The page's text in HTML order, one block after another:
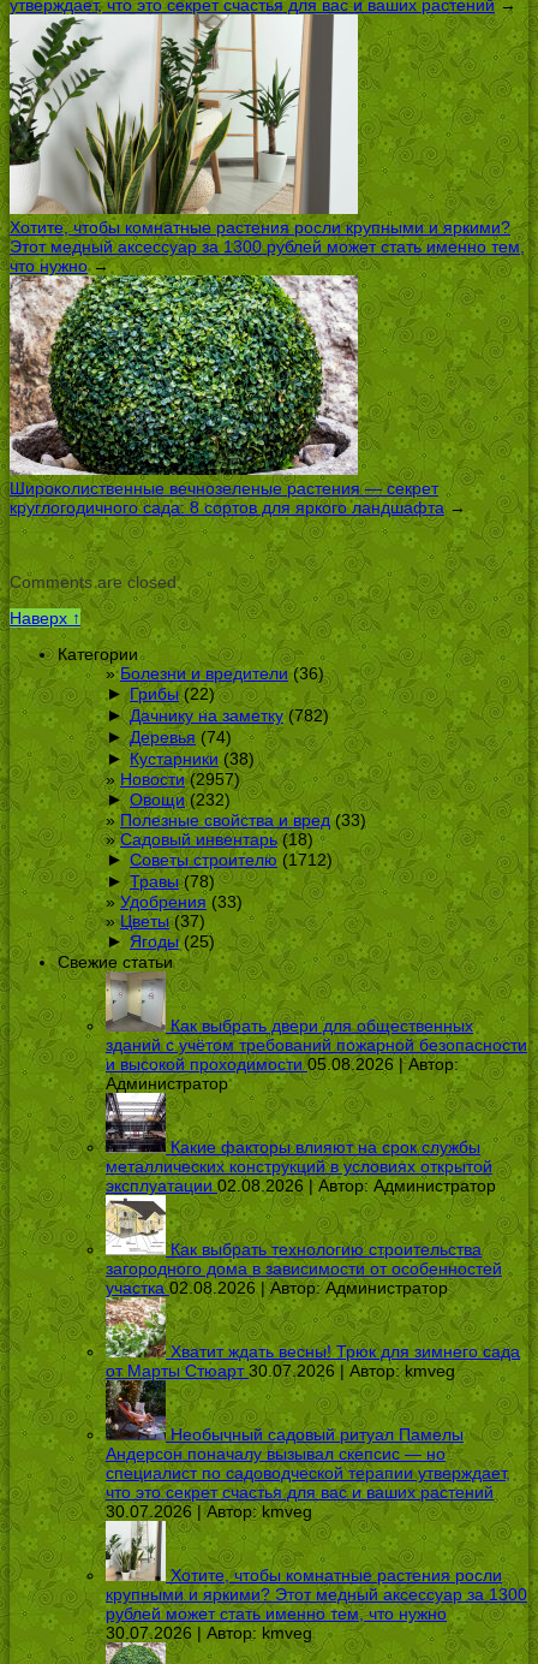
утверждает, что это секрет счастья для вас и ваших растений →
Хотите, чтобы комнатные растения росли крупными и яркими?
Этот медный аксессуар за 1300 рублей может стать именно тем,
что нужно→
Широколиственные вечнозеленые растения — секрет
круглогодичного сада: 8 сортов для яркого ландшафта→
Comments are closed.
Наверх ↑
Категории
Болезни и вредители (36)
► Грибы(22)
► Дачнику на заметку(782)
► Деревья (74)
► Кустарники (38)
Новости(2957)
► Овощи(232)
Полезные свойства и вред(33)
Садовый инвентарь(18)
► Советы строителю (1712)
► Травы(78)
Удобрения(33)
Цветы(37)
► Ягоды(25)
Свежие статьи
Как выбрать двери для общественных
зданий с учётом требований пожарной безопасности
и высокой проходимости 05.08.2026 | Автор:
Администратор
Какие факторы влияют на срок службы
металлических конструкций в условиях открытой
эксплуатации 02.08.2026 | Автор: Администратор
Как выбрать технологию строительства
загородного дома в зависимости от особенностей
участка 02.08.2026 | Автор:Администратор
Хватит ждать весны! Трюк для зимнего сада
от Марты Стюарт 30.07.2026 | Автор:kmveg
Необычный садовый ритуал Памелы
Андерсон поначалу вызывал скепсис — но
специалист по садоводческой терапии утверждает,
что это секрет счастья для вас и ваших растений
30.07.2026 | Автор:kmveg
Хотите, чтобы комнатные растения росли
крупными и яркими? Этот медный аксессуар за 1300
рублей может стать именно тем, что нужно
30.07.2026 | Автор: kmveg